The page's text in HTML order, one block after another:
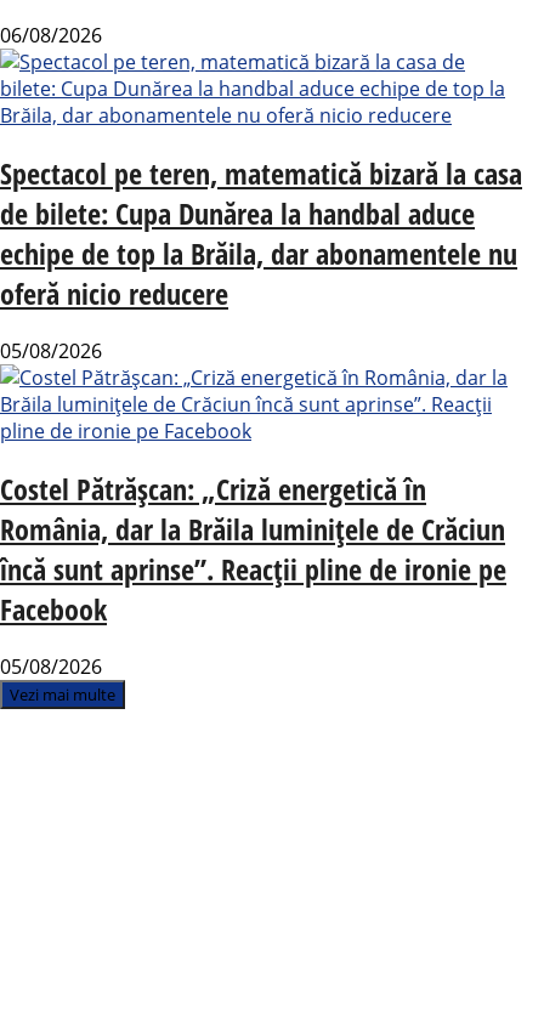
06/08/2026
Spectacol pe teren, matematică bizară la casa
de bilete: Cupa Dunărea la handbal aduce
echipe de top la Brăila, dar abonamentele nu
oferă nicio reducere
05/08/2026
Costel Pătrășcan: „Criză energetică în
România, dar la Brăila luminițele de Crăciun
încă sunt aprinse”. Reacții pline de ironie pe
Facebook
05/08/2026
Vezi mai multe